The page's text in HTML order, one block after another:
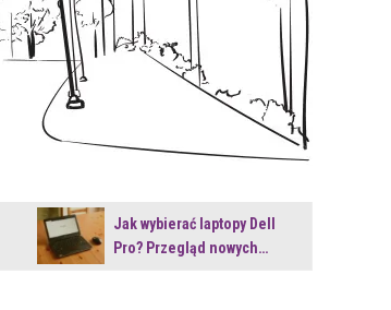
Jak wybierać laptopy Dell
Pro? Przegląd nowych…